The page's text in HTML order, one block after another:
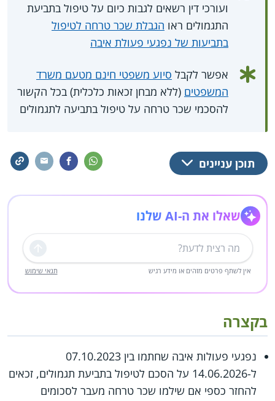
ועורכי דין רשאים לגבות כיום על טיפול בתביעת
התגמולים ראו הגבלת שכר טרחה לטיפול
בתביעות של נפגעי פעולת איבה
אפשר לקבל סיוע משפטי חינם מטעם משרד
המשפטים (ללא מבחן זכאות כלכלית) בכל הקשור
להסכמי שכר טרחה על טיפול בתביעה לתגמולים
תוכן עניינים
שאלו את ה-AI שלנו
שליחה
אין לשתף פרטים מזהים או מידע רגיש תנאי שימוש
בקצרה
נפגעי פעולות איבה שחתמו בין 07.10.2023
ל-14.06.2026 על הסכם לטיפול בתביעת תגמולים, זכאים
להחזר כספי אם שילמו שכר טרחה מעבר לסכומים